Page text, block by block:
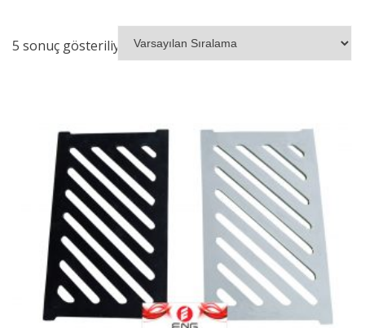
5 sonuç gösteriliyor